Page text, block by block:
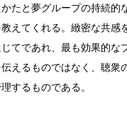
たと夢グループの持続的
えてくれる。緻密な共感
てであれ、最も効果的な
えるものではなく、聴衆
するものである。